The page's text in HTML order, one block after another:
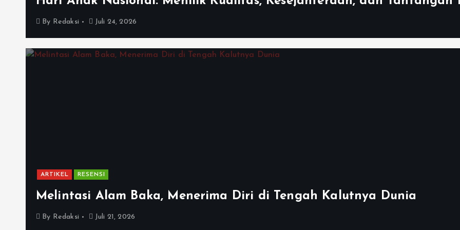
By Redaksi Juli 24, 2026
ARTIKEL RESENSI
Melintasi Alam Baka, Menerima Diri di Tengah Kalutnya Dunia
By Redaksi Juli 21, 2026